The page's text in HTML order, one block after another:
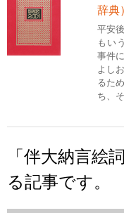
辞典
平安
もい
事件
よし
るた
ち、
「伴大納言絵
る記事です。